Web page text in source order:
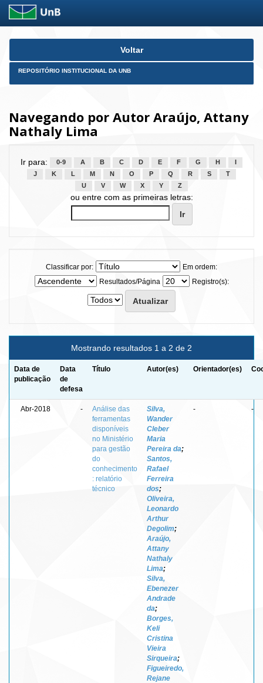
Skip
Voltar
REPOSITÓRIO INSTITUCIONAL DA UNB
Navegando por Autor Araújo, Attany
Nathaly Lima
Ir para: 0-9 A B C D E F G H
J
K L M N O P Q R S
T
U
V W X Y Z
ou entre com as primeiras letras:
Classificar por:
Em ordem:
Resultados/Página
Registro(s):
Mostrando resultados 1 a 2 de 2
Data de
publicação
Data
de
defesa
Título Autor(es) Orientador(es)
Abr-2018 -
Análise das
ferramentas
disponíveis
no Ministério
para gestão
do
conhecimento
: relatório
técnico
Silva,
Wander
Cleber
Maria
Pereira da;
Santos,
Rafael
Ferreira
dos;
Oliveira,
Leonardo
Arthur
Degolim;
Araújo,
Attany
Nathaly
Lima;
Silva,
Ebenezer
Andrade
da;
Borges,
Keli
Cristina
Vieira
Sirqueira;
Figueiredo,
Rejane
- -